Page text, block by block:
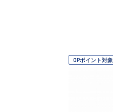
OPポイント対象